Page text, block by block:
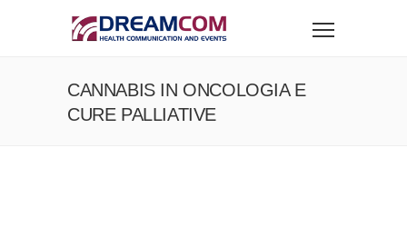
CANNABIS IN ONCOLOGIA E
CURE PALLIATIVE